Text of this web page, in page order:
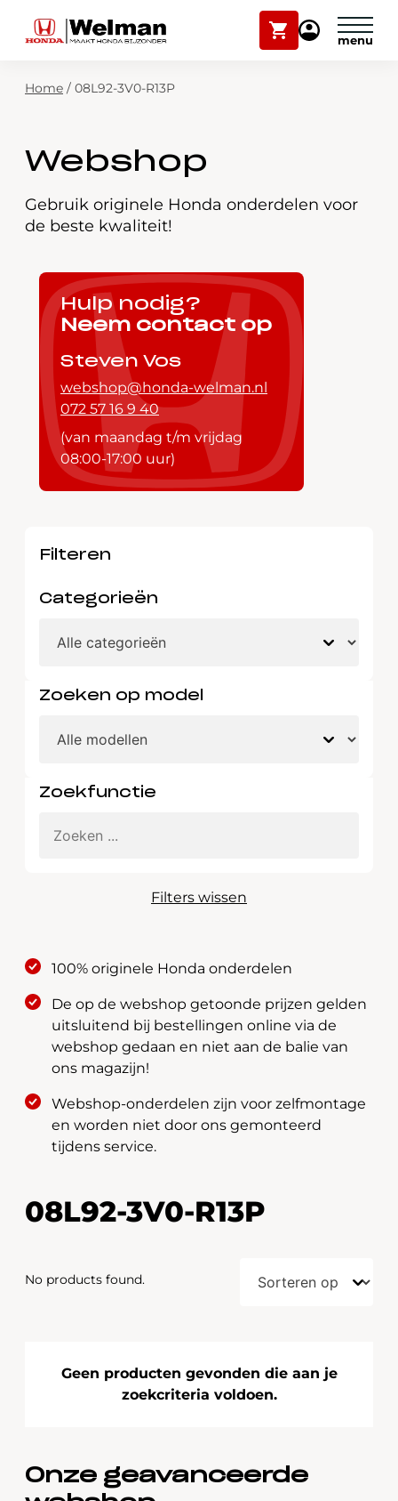
Winkelwagen
Mijn
Modellen
Over ons
Webshop
Contact
Zoekfunctie
Plan onderhoud
Mijn Honda Welman
Home / 08L92-3V0-R13P
Webshop
Gebruik originele Honda onderdelen voor
de beste kwaliteit!
Hulp nodig?
Neem contact op
Steven Vos
webshop@honda-welman.nl
072 57 16 9 40
(van maandag t/m vrijdag
08:00-17:00 uur)
Filteren
Categorieën
Zoeken op model
Zoekfunctie
Filters wissen
100% originele Honda onderdelen
De op de webshop getoonde prijzen gelden
uitsluitend bij bestellingen online via de
webshop gedaan en niet aan de balie van
ons magazijn!
Webshop-onderdelen zijn voor zelfmontage
en worden niet door ons gemonteerd
tijdens service.
08L92-3V0-R13P
No products found.
Geen producten gevonden die aan je
zoekcriteria voldoen.
Onze geavanceerde